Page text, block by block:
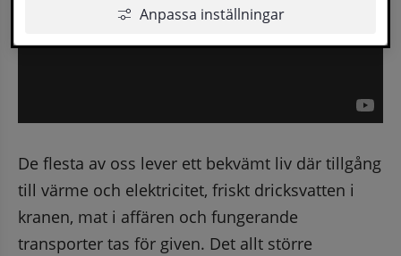
Anpassa inställningar
De flesta av oss lever ett bekvämt liv där tillgång
till värme och elektricitet, friskt dricksvatten i
kranen, mat i affären och fungerande
transporter tas för given. Det allt större